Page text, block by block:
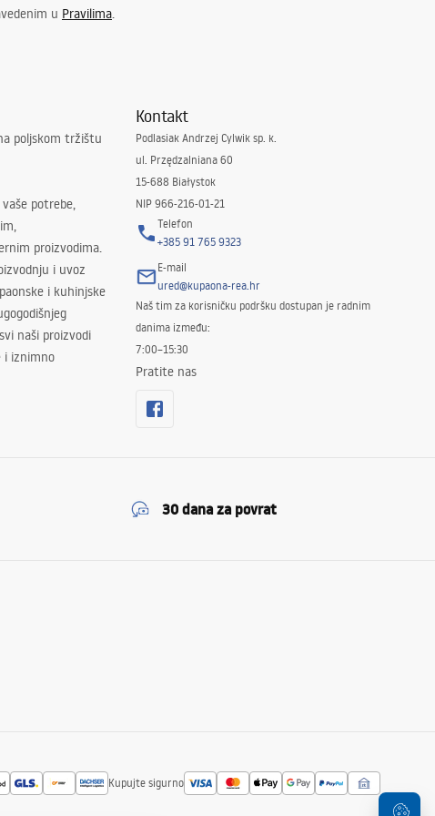
u Pravilima.
poljskom tržištu
potrebe,
proizvodima.
i uvoz
i kuhinjske
naši proizvodi
i iznimno
Kontakt
Podlasiak Andrzej Cylwik sp. k.
ul. Przędzalniana 60
15-688 Białystok
NIP 966-216-01-21
Telefon
+385 91 765 9323
E-mail
ured@kupaona-rea.hr
Naš tim za korisničku podršku dostupan je radnim
danima između:
7:00–15:30
Pratite nas
30 dana za povrat
Kupujte sigurno